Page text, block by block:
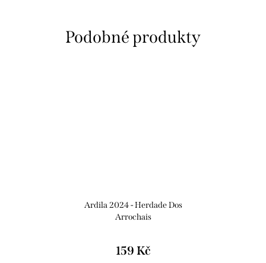
Ardila 2024 - Herdade Dos
Arrochais
159 Kč